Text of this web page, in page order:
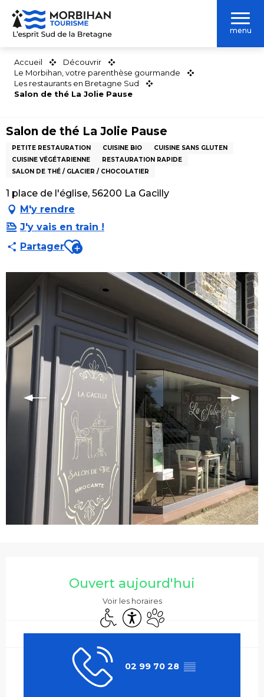
Aller
contenu
menu
Accueil
Découvrir
Le Morbihan, votre parenthèse gourmande
Les restaurants en Bretagne Sud
Salon de thé La Jolie Pause
Salon de thé La Jolie Pause
PETITE RESTAURATION CUISINE BIO
CUISINE SANS GLUTEN
CUISINE VÉGÉTARIENNE
RESTAURATION RAPIDE
SALON DE THÉ / GLACIER / CHOCOLATIER
1 place de l'église, 56200 La Gacilly
M'y rendre
J'y vais en train !
PartagerAjouter aux favoris
Ouvert aujourd'hui
Voir les horaires
Accès handicapés
Accessibilité
Animaux acceptés
02 99 70 28 ▒▒